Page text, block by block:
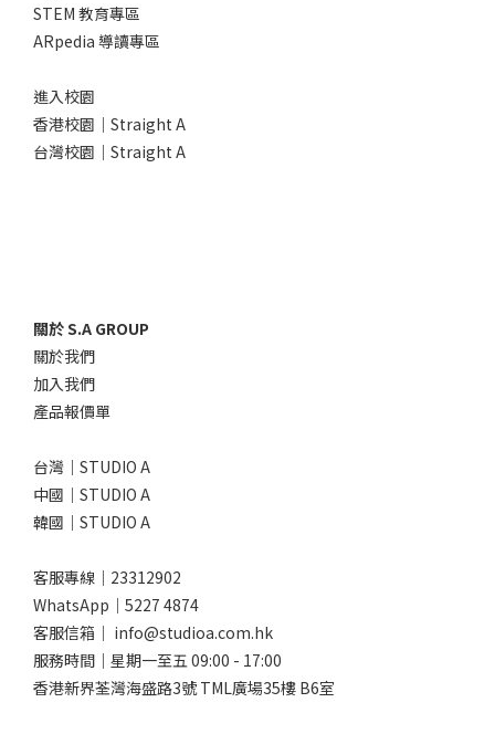
STEM 教育專區
ARpedia 導讀專區
進入校園
香港校園｜Straight A
台灣校園｜Straight A
關於 S.A GROUP
關於我們
加入我們
產品報價單
台灣｜STUDIO A
中國｜STUDIO A
韓國｜STUDIO A
客服專線｜23312902
WhatsApp｜ 5227 4874
客服信箱｜ info@studioa.com.hk
服務時間｜星期一至五 09:00 - 17:00
香港新界荃灣海盛路3號 TML廣場35樓 B6室